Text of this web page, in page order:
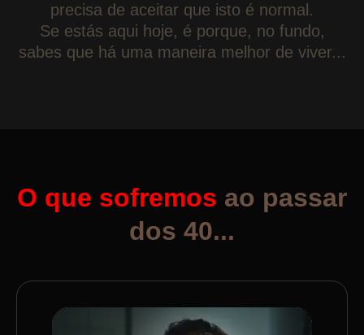
precisa de aceitar que isto é normal.
Se estás aqui hoje, é porque, no fundo,
sabes que há uma maneira melhor de viver...
O que sofremos ao passar
dos 40...